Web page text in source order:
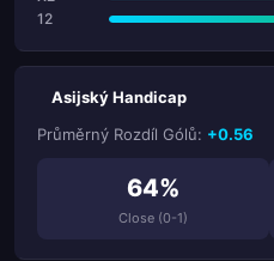
12
Asijský Handicap
Průměrný Rozdíl Gólů: +0.56
64%
Close (0-1)